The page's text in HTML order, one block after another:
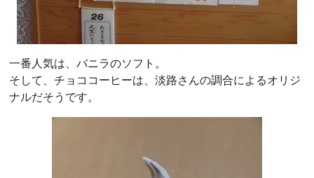
一番人気は、バニラのソフト。
そして、チョココーヒーは、淡路さんの調合によるオリジ
ナルだそうです。